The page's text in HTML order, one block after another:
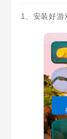
1、安装好游